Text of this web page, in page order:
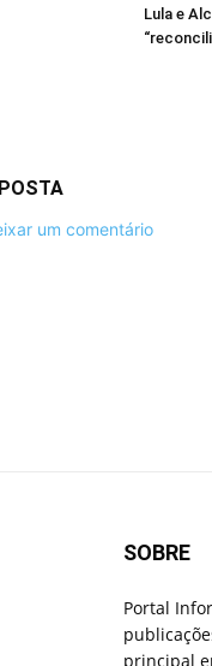
Lula e
um comentário
SOBRE
Portal
principal